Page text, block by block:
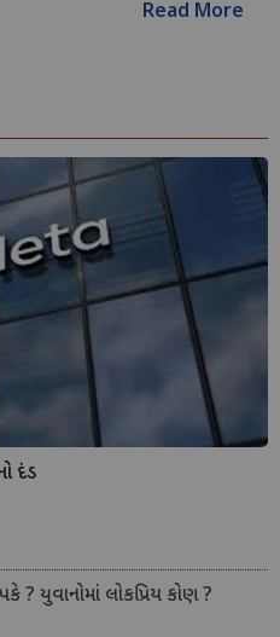
Read More
દંડ
? યુવાનોમાં લોકપ્રિય કોણ ?